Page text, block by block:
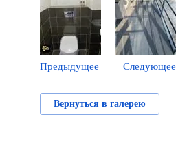
Предыдущее Следующее
Вернуться в галерею